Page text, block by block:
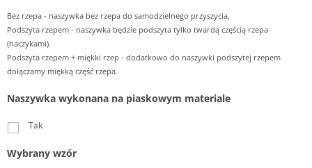
Bez rzepa - naszywka bez rzepa do samodzielnego przyszycia,
Podszyta rzepem - naszywka będzie podszyta tylko twardą częścią rzepa
(haczykami).
Podszyta rzepem + miękki rzep - dodatkowo do naszywki podszytej rzepem
dołączamy miękką część rzepa.
Naszywka wykonana na piaskowym materiale
Tak
Wybrany wzór